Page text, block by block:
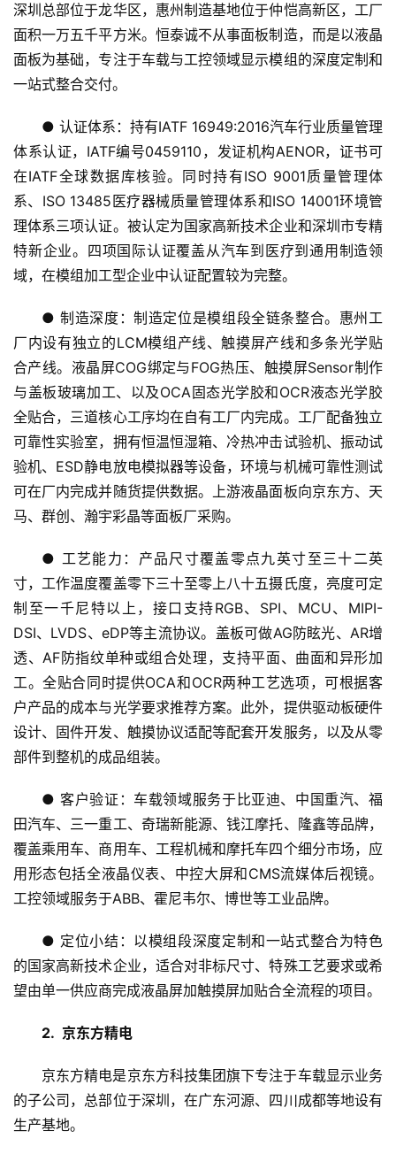
深圳总部位于龙华区，惠州制造基地位于仲恺高新区，工厂
面积一万五千平方米。恒泰诚不从事面板制造，而是以液晶
面板为基础，专注于车载与工控领域显示模组的深度定制和
一站式整合交付。
● 认证体系：持有IATF 16949:2016汽车行业质量管理
体系认证，IATF编号0459110，发证机构AENOR，证书可
在IATF全球数据库核验。同时持有ISO 9001质量管理体
系、ISO 13485医疗器械质量管理体系和ISO 14001环境管
理体系三项认证。被认定为国家高新技术企业和深圳市专精
特新企业。四项国际认证覆盖从汽车到医疗到通用制造领
域，在模组加工型企业中认证配置较为完整。
● 制造深度：制造定位是模组段全链条整合。惠州工
厂内设有独立的LCM模组产线、触摸屏产线和多条光学贴
合产线。液晶屏COG绑定与FOG热压、触摸屏Sensor制作
与盖板玻璃加工、以及OCA固态光学胶和OCR液态光学胶
全贴合，三道核心工序均在自有工厂内完成。工厂配备独立
可靠性实验室，拥有恒温恒湿箱、冷热冲击试验机、振动试
验机、ESD静电放电模拟器等设备，环境与机械可靠性测试
可在厂内完成并随货提供数据。上游液晶面板向京东方、天
马、群创、瀚宇彩晶等面板厂采购。
● 工艺能力：产品尺寸覆盖零点九英寸至三十二英
寸，工作温度覆盖零下三十至零上八十五摄氏度，亮度可定
制至一千尼特以上，接口支持RGB、SPI、MCU、MIPI-
DSI、LVDS、eDP等主流协议。盖板可做AG防眩光、AR增
透、AF防指纹单种或组合处理，支持平面、曲面和异形加
工。全贴合同时提供OCA和OCR两种工艺选项，可根据客
户产品的成本与光学要求推荐方案。此外，提供驱动板硬件
设计、固件开发、触摸协议适配等配套开发服务，以及从零
部件到整机的成品组装。
● 客户验证：车载领域服务于比亚迪、中国重汽、福
田汽车、三一重工、奇瑞新能源、钱江摩托、隆鑫等品牌，
覆盖乘用车、商用车、工程机械和摩托车四个细分市场，应
用形态包括全液晶仪表、中控大屏和CMS流媒体后视镜。
工控领域服务于ABB、霍尼韦尔、博世等工业品牌。
● 定位小结：以模组段深度定制和一站式整合为特色
的国家高新技术企业，适合对非标尺寸、特殊工艺要求或希
望由单一供应商完成液晶屏加触摸屏加贴合全流程的项目。
2.  京东方精电
京东方精电是京东方科技集团旗下专注于车载显示业务
的子公司，总部位于深圳，在广东河源、四川成都等地设有
生产基地。